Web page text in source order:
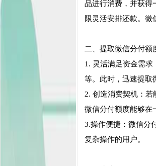
品进行消费，并获得
限灵活安排还款。微
二、提取微信分付额
1. 灵活满足资金需
等。此时，迅速提取
2. 创造消费契机：
微信分付额度能够在
3.操作便捷：微信分
复杂操作的用户。